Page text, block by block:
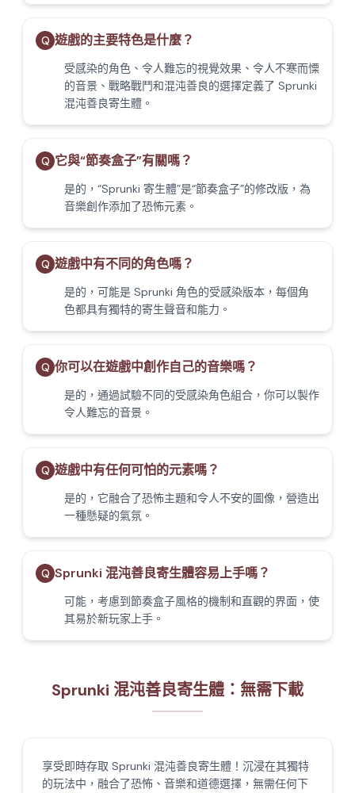
Q 遊戲的主要特色是什麼？
受感染的角色、令人難忘的視覺效果、令人不寒而慄
的音景、戰略戰鬥和混沌善良的選擇定義了 Sprunki
混沌善良寄生體。
Q 它與“節奏盒子”有關嗎？
是的，“Sprunki 寄生體”是“節奏盒子”的修改版，為
音樂創作添加了恐怖元素。
Q 遊戲中有不同的角色嗎？
是的，可能是 Sprunki 角色的受感染版本，每個角
色都具有獨特的寄生聲音和能力。
Q 你可以在遊戲中創作自己的音樂嗎？
是的，通過試驗不同的受感染角色組合，你可以製作
令人難忘的音景。
Q 遊戲中有任何可怕的元素嗎？
是的，它融合了恐怖主題和令人不安的圖像，營造出
一種懸疑的氣氛。
Q Sprunki 混沌善良寄生體容易上手嗎？
可能，考慮到節奏盒子風格的機制和直觀的界面，使
其易於新玩家上手。
Sprunki 混沌善良寄生體：無需下載
享受即時存取 Sprunki 混沌善良寄生體！沉浸在其獨特
的玩法中，融合了恐怖、音樂和道德選擇，無需任何下